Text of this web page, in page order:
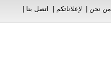
من نحن لإعلاناتكم اتصل بنا